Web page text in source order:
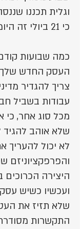
וגלית תכננו
כי 21 ביולי זה היומולדת שלי.
כמה שבועות
העסק החדש
צריך להגדיר
עבודות בשביל
מכל סוג אחר, כי
שלא אוהב להגיד
לא יכול להעריך
והפרפקציוניזם
היצירה
ועכשיו כשיש
שלא תזיז את
התקשרות